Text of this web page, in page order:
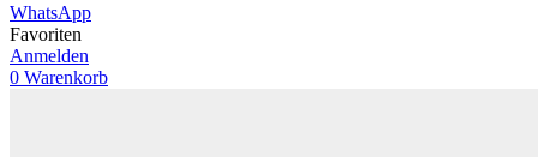
WhatsApp
Favoriten
Anmelden
0 Warenkorb